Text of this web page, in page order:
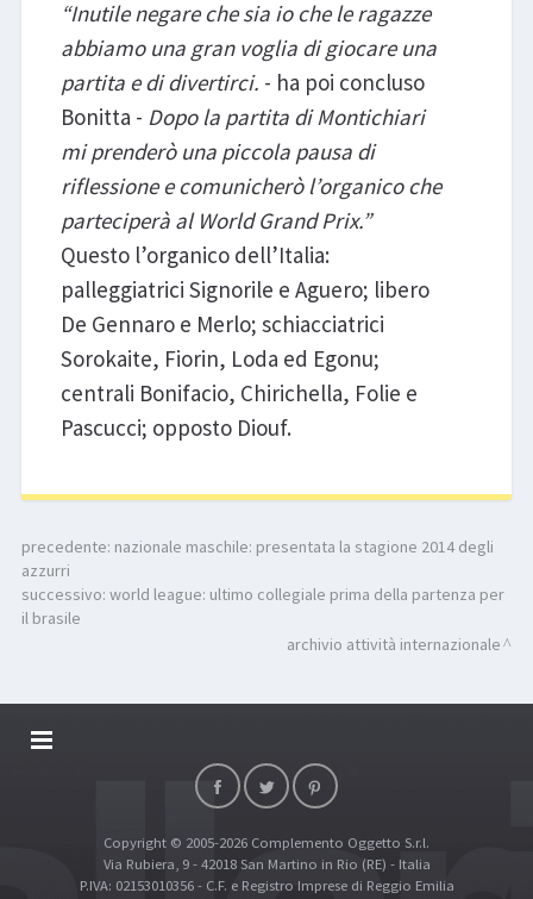
“Inutile negare che sia io che le ragazze
abbiamo una gran voglia di giocare una
partita e di divertirci. - ha poi concluso
Bonitta - Dopo la partita di Montichiari
mi prenderò una piccola pausa di
riflessione e comunicherò l’organico che
parteciperà al World Grand Prix.”
Questo l’organico dell’Italia:
palleggiatrici Signorile e Aguero; libero
De Gennaro e Merlo; schiacciatrici
Sorokaite, Fiorin, Loda ed Egonu;
centrali Bonifacio, Chirichella, Folie e
Pascucci; opposto Diouf.
precedente: nazionale maschile: presentata la stagione 2014 degli
azzurri
successivo: world league: ultimo collegiale prima della partenza per
il brasile
archivio attività internazionale
DALLARIVOLLEY SOSTIENE
TOP RICERCHE
SITE MAP
Copyright © 2005-2026 Complemento Oggetto S.r.l.
Via Rubiera, 9 - 42018 San Martino in Rio (RE) - Italia
P.IVA: 02153010356 - C.F. e Registro Imprese di Reggio Emilia